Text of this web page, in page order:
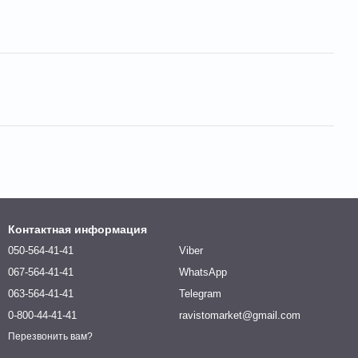
Контактная информация
050-564-41-41
067-564-41-41
063-564-41-41
0-800-44-41-41
Перезвонить вам?
Viber
WhatsApp
Telegram
ravistomarket@gmail.com